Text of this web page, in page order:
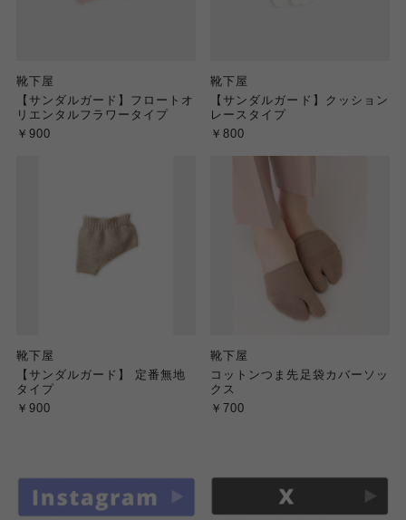
靴下屋
【サンダルガード】フロートオ
リエンタルフラワータイプ
￥900
靴下屋
【サンダルガード】クッション
レースタイプ
￥800
靴下屋
【サンダルガード】 定番無地
タイプ
￥900
靴下屋
コットンつま先足袋カバーソッ
クス
￥700